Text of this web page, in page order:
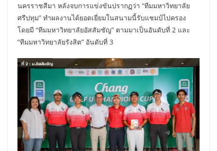
นครราชสีมา หลังจบการแข่งขันปรากฏว่า “ทีมมหาวิทยาลัย
ศรีปทุม” ทำผลงานได้ยอดเยี่ยมในสนามนี้รับแชมป์ไปครอง
โดยมี “ทีมมหาวิทยาลัยอัสสัมชัญ” ตามมาเป็นอันดับที่ 2 และ
“ทีมมหาวิทยาลัยรังสิต” อันดับที่ 3